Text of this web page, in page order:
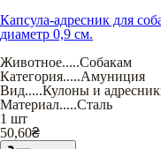
Капсула-адресник для
диаметр 0,9 см.
Животное.....Собакам
Категория.....Амуниция
Вид.....Кулоны и
Материал.....Сталь
1 шт
50,60₴